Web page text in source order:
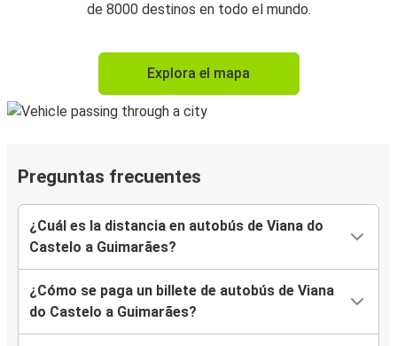
de 8000 destinos en todo el mundo.
Explora el mapa
Preguntas frecuentes
¿Cuál es la distancia en autobús de Viana do
Castelo a Guimarães?
¿Cómo se paga un billete de autobús de Viana
do Castelo a Guimarães?